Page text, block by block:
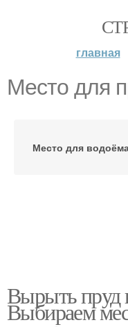
главная
Место для
Место для
Вырыть пруд
Выбираем